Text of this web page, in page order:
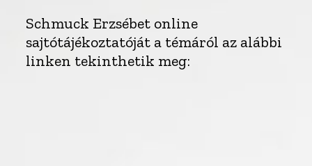
Schmuck Erzsébet online
sajtótájékoztatóját a témáról az alábbi
linken tekinthetik meg: